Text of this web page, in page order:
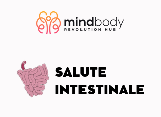
SALUTE
INTESTINALE